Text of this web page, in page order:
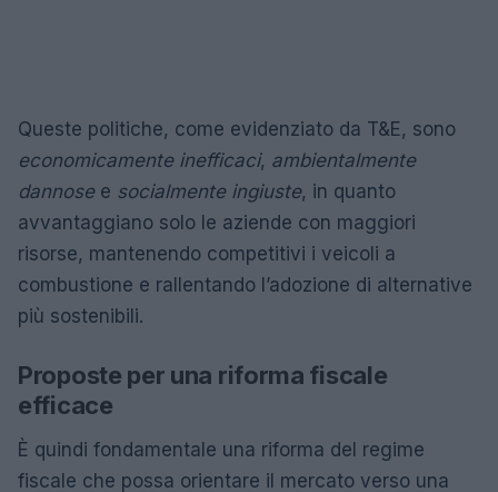
Queste politiche, come evidenziato da T&E, sono
economicamente inefficaci, ambientalmente
dannosee socialmente ingiuste, in quanto
avvantaggiano solo le aziende con maggiori
risorse, mantenendo competitivi i veicoli a
combustione e rallentando l’adozione di alternative
più sostenibili.
Proposte per una riforma fiscale
efficace
È quindi fondamentale una riforma del regime
fiscale che possa orientare il mercato verso una